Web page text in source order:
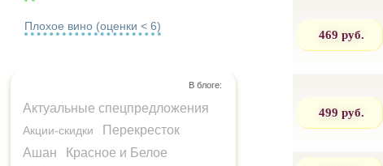
469 руб.
499 руб.
Плохое вино (оценки < 6)
В блоге:
Актуальные спецпредложения
Акции-скидки
Перекресток
Ашан
Красное и Белое